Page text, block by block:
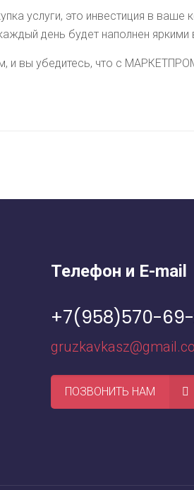
услуги, это инвестиция в
день будет наполнен
и вы убедитесь, что с
Телефон и E-mail
+7(958)570-
ПОЗВОНИТЬ НАМ